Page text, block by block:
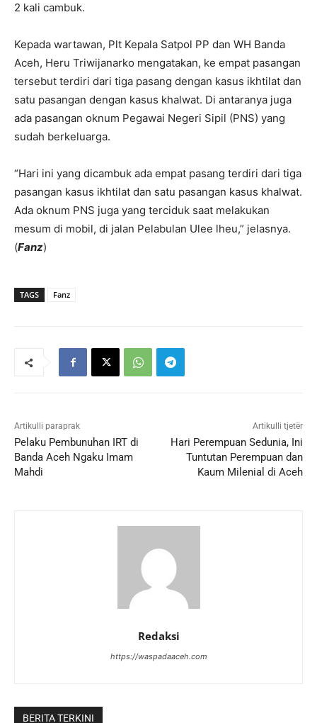
2 kali cambuk.
Kepada wartawan, Plt Kepala Satpol PP dan WH Banda
Aceh, Heru Triwijanarko mengatakan, ke empat pasangan
tersebut terdiri dari tiga pasang dengan kasus ikhtilat dan
satu pasangan dengan kasus khalwat. Di antaranya juga
ada pasangan oknum Pegawai Negeri Sipil (PNS) yang
sudah berkeluarga.
“Hari ini yang dicambuk ada empat pasang terdiri dari tiga
pasangan kasus ikhtilat dan satu pasangan kasus khalwat.
Ada oknum PNS juga yang terciduk saat melakukan
mesum di mobil, di jalan Pelabulan Ulee lheu,” jelasnya.
(Fanz)
TAGS Fanz
Artikulli paraprak
Pelaku Pembunuhan IRT di
Banda Aceh Ngaku Imam
Mahdi
Artikulli tjetër
Hari Perempuan Sedunia, Ini
Tuntutan Perempuan dan
Kaum Milenial di Aceh
Redaksi
https://waspadaaceh.com
BERITA TERKINI